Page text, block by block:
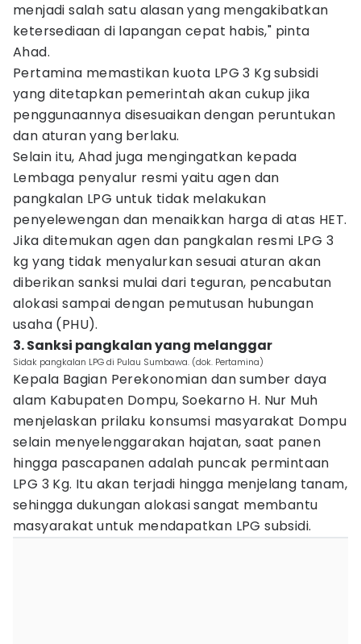
menjadi salah satu alasan yang mengakibatkan
ketersediaan di lapangan cepat habis," pinta
Ahad.
Pertamina memastikan kuota LPG 3 Kg subsidi
yang ditetapkan pemerintah akan cukup jika
penggunaannya disesuaikan dengan peruntukan
dan aturan yang berlaku.
Selain itu, Ahad juga mengingatkan kepada
Lembaga penyalur resmi yaitu agen dan
pangkalan LPG untuk tidak melakukan
penyelewengan dan menaikkan harga di atas HET.
Jika ditemukan agen dan pangkalan resmi LPG 3
kg yang tidak menyalurkan sesuai aturan akan
diberikan sanksi mulai dari teguran, pencabutan
alokasi sampai dengan pemutusan hubungan
usaha (PHU).
3. Sanksi pangkalan yang melanggar
Sidak pangkalan LPG di Pulau Sumbawa. (dok. Pertamina)
Kepala Bagian Perekonomian dan sumber daya
alam Kabupaten Dompu, Soekarno H. Nur Muh
menjelaskan prilaku konsumsi masyarakat Dompu
selain menyelenggarakan hajatan, saat panen
hingga pascapanen adalah puncak permintaan
LPG 3 Kg. Itu akan terjadi hingga menjelang tanam,
sehingga dukungan alokasi sangat membantu
masyarakat untuk mendapatkan LPG subsidi.